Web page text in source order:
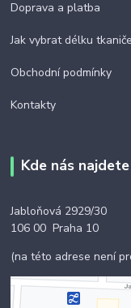
Doprava a platba
Jak vybrat délku
Obchodní podmínky
Kontakty
Kde nás najdete
Jabloňová 2929/30
106 00 Praha 10
(na této adrese není